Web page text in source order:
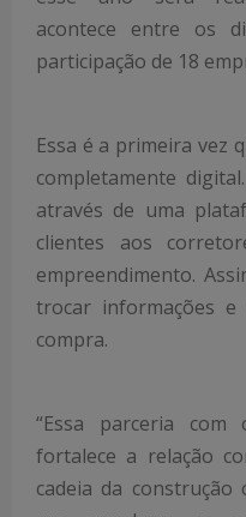
acontece entre os
participação de 18
Essa é a primeira vez
completamente
através de uma
clientes aos
empreendimento.
trocar informações
compra.
“Essa parceria com
fortalece a relação
cadeia da construção